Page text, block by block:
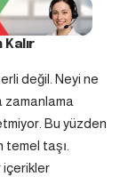
Kalır
değil. Neyi ne
zamanlama
Bu yüzden
taşı.
içerikler